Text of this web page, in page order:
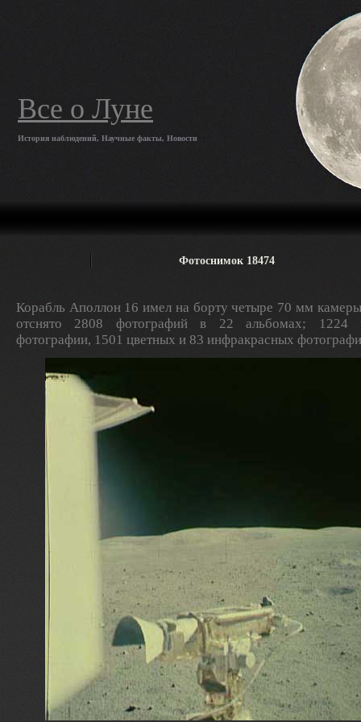
Все о Луне
История наблюдений, Научные факты, Новости
Фотоснимок 18474
Корабль Аполлон 16 имел на борту четыре 70 мм
отснято 2808 фотографий в 22 альбомах; 1224
фотографии, 1501 цветных и 83 инфракрасных